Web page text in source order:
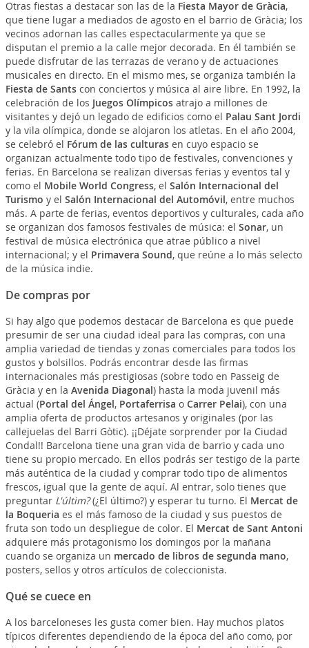
Otras fiestas a destacar son las de la Fiesta Mayor de Gràcia,
que tiene lugar a mediados de agosto en el barrio de Gràcia; los
vecinos adornan las calles espectacularmente ya que se
disputan el premio a la calle mejor decorada. En él también se
puede disfrutar de las terrazas de verano y de actuaciones
musicales en directo. En el mismo mes, se organiza también la
Fiesta de Santscon conciertos y música al aire libre. En 1992, la
celebración de los Juegos Olímpicosatrajo a millones de
visitantes y dejó un legado de edificios como el Palau Sant Jordi
y la vila olímpica, donde se alojaron los atletas. En el año 2004,
se celebró el Fórum de las culturasen cuyo espacio se
organizan actualmente todo tipo de festivales, convenciones y
ferias. En Barcelona se realizan diversas ferias y eventos tal y
como el Mobile World Congress, el Salón Internacional del
Turismo y el Salón Internacional del Automóvil, entre muchos
más. A parte de ferias, eventos deportivos y culturales, cada año
se organizan dos famosos festivales de música: el Sonar, un
festival de música electrónica que atrae público a nivel
internacional; y el Primavera Sound, que reúne a lo más selecto
de la música indie.
De compras por
Si hay algo que podemos destacar de Barcelona es que puede
presumir de ser una ciudad ideal para las compras, con una
amplia variedad de tiendas y zonas comerciales para todos los
gustos y bolsillos. Podrás encontrar desde las firmas
internacionales más prestigiosas (sobre todo en Passeig de
Gràcia y en la Avenida Diagonal) hasta la moda juvenil más
actual (Portal del Ángel, Portaferrisa o Carrer Pelai), con una
amplia oferta de productos artesanos y originales (por las
callejuelas del Barri Gòtic). ¡¡Déjate sorprender por la Ciudad
Condal!! Barcelona tiene una gran vida de barrio y cada uno
tiene su propio mercado. En ellos podrás ser testigo de la parte
más auténtica de la ciudad y comprar todo tipo de alimentos
frescos, igual que la gente de aquí. Al entrar, solo tienes que
preguntar L'últim?(¿El último?) y esperar tu turno. El Mercat de
la Boqueria es el más famoso de la ciudad y sus puestos de
fruta son todo un despliegue de color. El Mercat de Sant Antoni
adquiere más protagonismo los domingos por la mañana
cuando se organiza un mercado de libros de segunda mano,
posters, sellos y otros artículos de coleccionista.
Qué se cuece en
A los barceloneses les gusta comer bien. Hay muchos platos
típicos diferentes dependiendo de la época del año como, por